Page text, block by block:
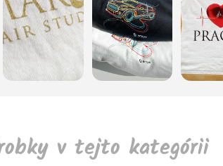
v tejto kategórii